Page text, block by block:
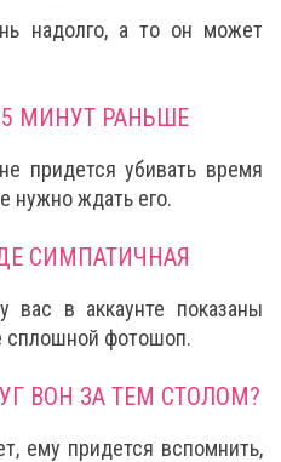
надолго, а то он может
МИНУТ РАНЬШЕ
придется убивать время
нужно ждать его.
СИМПАТИЧНАЯ
вас в аккаунте показаны
сплошной фотошоп.
ВОН ЗА ТЕМ СТОЛОМ?
ему придется вспомнить,